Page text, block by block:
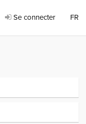
Se connecter FR